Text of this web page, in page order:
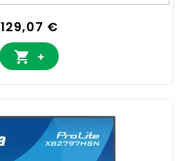
Prix
129,07 €
 +